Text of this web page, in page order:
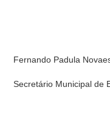
Fernando Padula
Secretário Municipal de